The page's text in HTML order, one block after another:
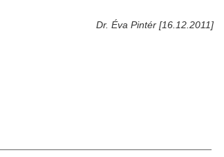
Dr. Éva Pintér [16.12.2011]